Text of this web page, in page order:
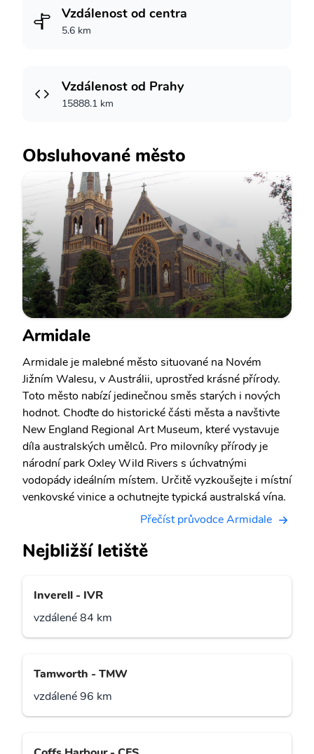
Vzdálenost od centra
5.6 km
Vzdálenost od Prahy
15888.1 km
Obsluhované město
Armidale
Armidale je malebné město situované na Novém
Jižním Walesu, v Austrálii, uprostřed krásné přírody.
Toto město nabízí jedinečnou směs starých i nových
hodnot. Choďte do historické části města a navštivte
New England Regional Art Museum, které vystavuje
díla australských umělců. Pro milovníky přírody je
národní park Oxley Wild Rivers s úchvatnými
vodopády ideálním místem. Určitě vyzkoušejte i místní
venkovské vinice a ochutnejte typická australská vína.
Přečíst průvodce Armidale
Nejbližší letiště
Inverell - IVR
vzdálené 84 km
Tamworth - TMW
vzdálené 96 km